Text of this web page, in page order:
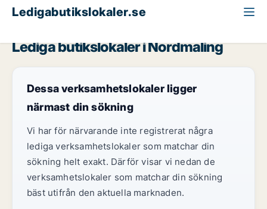
Ledigabutikslokaler.se
Lediga butikslokaler i Nordmaling
Dessa verksamhetslokaler ligger
närmast din sökning
Vi har för närvarande inte registrerat några
lediga verksamhetslokaler som matchar din
sökning helt exakt. Därför visar vi nedan de
verksamhetslokaler som matchar din sökning
bäst utifrån den aktuella marknaden.